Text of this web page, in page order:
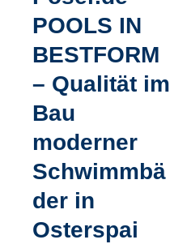
POOLS IN
BESTFORM
– Qualität im
Bau
moderner
Schwimmbä
der in
Osterspai